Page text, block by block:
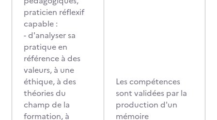
praticien réflexif
capable :
- d'analyser sa
pratique en
référence à des
valeurs, à une
éthique, à des
théories du
champ de la
formation, à
Les compétences
sont validées par la
production d'un
mémoire